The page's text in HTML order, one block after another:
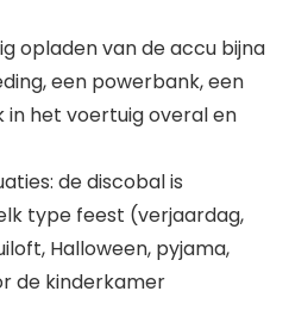
opladen van de accu bijna
een powerbank, een
het voertuig overal en
de discobal is
type feest (verjaardag,
Halloween, pyjama,
de kinderkamer